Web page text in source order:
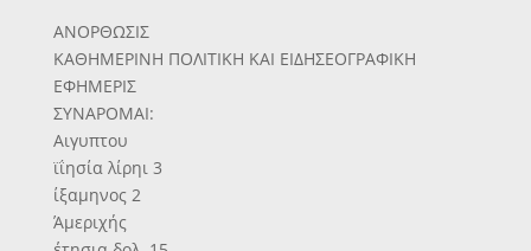
ΑΝΟΡΘΩΣΙΣ
ΚΑΘΗΜΕΡΙΝΗ ΠΟΛΙΤΙΚΗ ΚΑΙ ΕΙΔΗΣΕΟΓΡΑΦΙΚΗ
ΕΦΗΜΕΡΙΣ
ΣΥΝΑΡΟΜΑΙ:
Αιγυπτου
ϊΐησία λίρηι 3
ίξαμηνος 2
Άμεριχής